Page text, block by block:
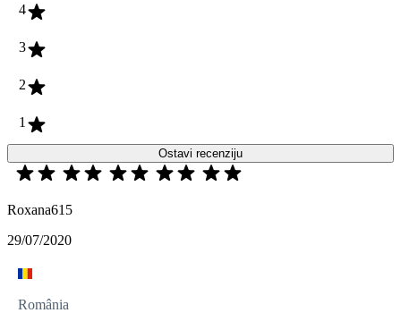
4
3
2
1
Ostavi recenziju
Roxana615
29/07/2020
România